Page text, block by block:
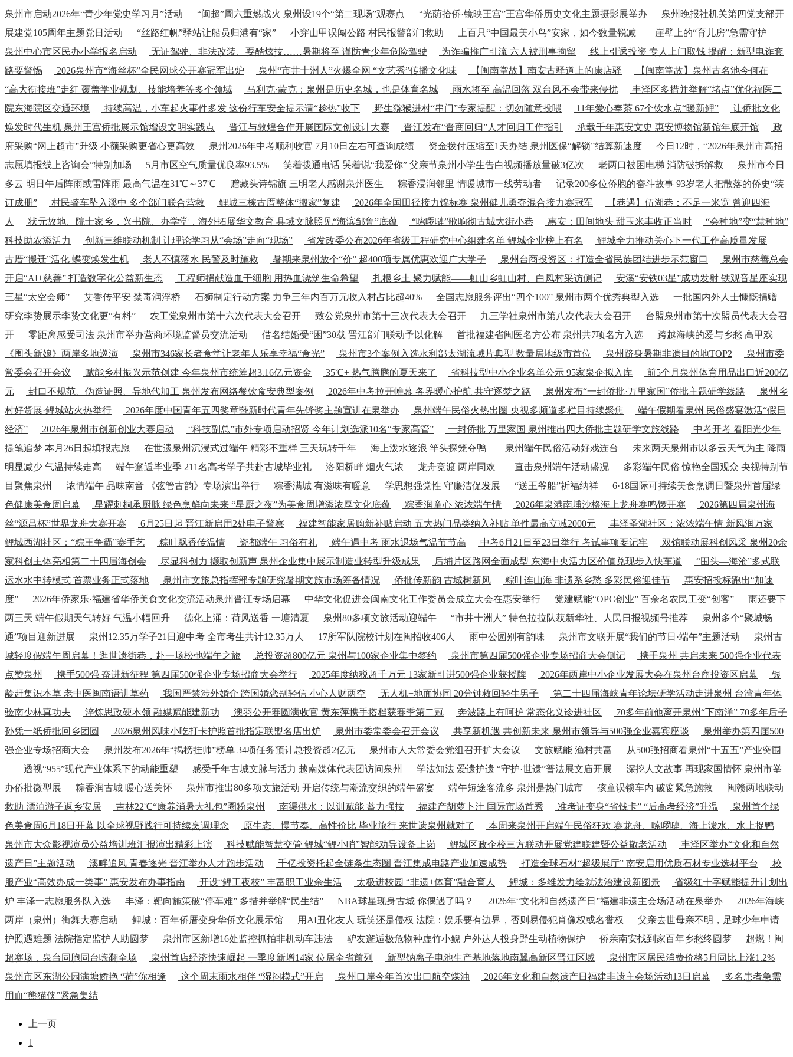
泉州市启动2026年“青少年党史学习月”活动 “闽超”周六重燃战火 泉州设19个“第二现场”观赛点 “光荫拾侨·镜映王宫”王宫华侨历史文化主题摄影展举办
泉州晚报社机关第四党支部开
展建党105周年主题党日活动
“丝路红帆”驿站让船员归港有“家” 小穿山甲误闯公路 村民报警部门救助
上百只“中国最美小鸟”安家，如今数量锐减——崖壁上的“育儿房”急需守护
泉州中心市区民办小学报名启动
无证驾驶、非法改装、耍酷炫技……暑期将至 谨防青少年危险驾驶 为诈骗推广引流 六人被刑事拘留
线上引诱投资 专人上门取钱 提醒：新型电诈套
路要警惕
2026泉州市“海丝杯”全民网球公开赛冠军出炉 泉州“市井十洲人”火爆全网 “文艺秀”传播文化味 【闽南掌故】南安古驿道上的康店驿
【闽南掌故】泉州古名池今何在
“高大衔接班”走红 覆盖学业规划、技能培养等多个领域
马利克·蒙克：泉州是历史名城，也是体育名城 雨水将至 高温回落 双台风不会带来侵扰
丰泽区多措并举解“堵点”优化福医二
院东海院区交通环境
持续高温，小车起火事件多发 这份行车安全提示请“趁热”收下 野生猕猴进村“串门”专家提醒：切勿随意投喂 11年爱心奉茶 67个饮水点“暖新鲤”
让侨批文化
焕发时代生机 泉州王宫侨批展示馆增设文明实践点
晋江与敦煌合作开展国际文创设计大赛 晋江发布“晋商回归”人才回归工作指引 承载千年惠安文史 惠安博物馆新馆年底开馆
政
府采购“网上超市”升级 小额采购更省心更高效
泉州2026年中考顺利收官 7月10日左右可查询成绩 资金拨付压缩至1天办结 泉州医保“解锁”结算新速度
今日12时，“2026年泉州市高招
志愿填报线上咨询会”特别加场
5月市区空气质量优良率93.5% 笑着拨通电话 哭着说“我爱你” 父亲节泉州小学生告白视频播放量破3亿次 老两口被困电梯 消防破拆解救
泉州市今日
多云 明日午后阵雨或雷阵雨 最高气温在31℃～37℃
赠藏头诗锦旗 三明老人感谢泉州医生 粽香浸润邻里 情暖城市一线劳动者
记录200多位侨胞的奋斗故事 93岁老人把散落的侨史“装
订成册”
村民骑车坠入溪中 多个部门联合营救 鲤城三栋古厝整体“搬家”复建 2026年全国田径接力锦标赛 泉州健儿勇夺混合接力赛冠军
【巷遇】伍湖巷：不足一米宽 曾迎四海
人
状元故地、院士家乡，兴书院、办学堂，海外拓展华文教育 县域文脉照见“海滨邹鲁”底蕴 “嗦啰嗹”歌响彻古城大街小巷 惠安：田间地头 甜玉米丰收正当时
“会种地”变“慧种地”
科技助农添活力
创新三维联动机制 让理论学习从“会场”走向“现场” 省发改委公布2026年省级工程研究中心组建名单 鲤城企业榜上有名
鲤城全力推动关心下一代工作高质量发展
古厝“搬迁”活化 蝶变焕发生机
老人不慎落水 民警及时施救 暑期来泉州放个“价” 超400项专属优惠欢迎广大学子 泉州台商投资区：打造全省民族团结进步示范窗口
泉州市慈善总会
开启“AI+慈善” 打造数字化公益新生态
工程师捐献造血干细胞 用热血浇筑生命希望 扎根乡土 聚力赋能——虹山乡虹山村、白凤村采访侧记
安溪“安铁03星”成功发射 铁观音星座实现
三星“太空会师”
艾香传平安 禁毒润浮桥 石狮制定行动方案 力争三年内百万元收入村占比超40% 全国志愿服务评出“四个100” 泉州市两个优秀典型入选
一批国内外人士慷慨捐赠
研究李贽展示李贽文化更“有料”
农工党泉州市第十六次代表大会召开 致公党泉州市第十三次代表大会召开 九三学社泉州市第八次代表大会召开
台盟泉州市第十次盟员代表大会召
开
零距离感受司法 泉州市举办营商环境监督员交流活动 借名结婚受“困”30载 晋江部门联动予以化解 首批福建省闽医名方公布 泉州共7项名方入选
跨越海峡的爱与乡愁 高甲戏
《围头新娘》两岸多地巡演
泉州市346家长者食堂让老年人乐享幸福“食光” 泉州市3个案例入选水利部太湖流域片典型 数量居地级市首位 泉州跻身暑期非遗目的地TOP2
泉州市委
常委会召开会议
赋能乡村振兴示范创建 今年泉州市统筹超3.16亿元资金 35℃+ 热气腾腾的夏天来了 省科技型中小企业名单公示 95家泉企拟入库
前5个月泉州体育用品出口近200亿
元
封口不规范、伪造证照、异地代加工 泉州发布网络餐饮食安典型案例 2026年中考拉开帷幕 各界暖心护航 共守逐梦之路 泉州发布“一封侨批·万里家国”侨批主题研学线路
泉州乡
村好货展·鲤城站火热举行
2026年度中国青年五四奖章暨新时代青年先锋奖主题宣讲在泉举办 泉州端午民俗火热出圈 央视多频道多栏目持续聚焦
端午假期看泉州 民俗盛宴激活“假日
经济”
2026年泉州市创新创业大赛启动 “科技副总”市外专项启动招贤 今年计划选派10名“专家高管” 一封侨批 万里家国 泉州推出四大侨批主题研学文旅线路
中考开考 看阳光少年
提笔追梦 本月26日起填报志愿
在世遗泉州沉浸式过端午 精彩不重样 三天玩转千年 海上泼水逐浪 竿头探笼夺鸭——泉州端午民俗活动好戏连台
未来两天泉州市以多云天气为主 降雨
明显减少 气温持续走高
端午邂逅毕业季 211名高考学子共赴古城毕业礼 洛阳桥畔 烟火气浓 龙舟竞渡 两岸同欢——直击泉州端午活动盛况
多彩端午民俗 惊艳全国观众 央视特别节
目聚焦泉州
浓情端午 品味南音 《弦管古韵》专场演出举行 粽香满城 有滋味有暖意 学思想强党性 守廉洁促发展 “送王爷船”祈福纳祥
6·18国际可持续美食烹调日暨泉州首届绿
色健康美食周启幕
星耀刺桐承厨脉 绿色烹鲜向未来 “星厨之夜”为美食周增添浓厚文化底蕴 粽香润童心 浓浓端午情 2026年泉港南埔沙格海上龙舟赛鸣锣开赛
2026第四届泉州海
丝“源昌杯”世界龙舟大赛开赛
6月25日起 晋江新启用2处电子警察 福建智能家居购新补贴启动 五大热门品类纳入补贴 单件最高立减2000元
丰泽圣湖社区：浓浓端午情 新风润万家
鲤城西湖社区：“粽王争霸”赛手艺
粽叶飘香传温情 瓷都端午 习俗有礼 端午遇中考 雨水退场气温节节高 中考6月21日至23日举行 考试事项要记牢
双馆联动展科创风采 泉州20余
家科创主体亮相第二十四届海创会
尽显科创力 撷取创新声 泉州企业集中展示制造业转型升级成果 后埔片区路网全面成型 东海中央活力区价值兑现步入快车道
“围头—海沧”多式联
运水水中转模式 首票业务正式落地
泉州市文旅总指挥部专题研究暑期文旅市场筹备情况 侨批传新韵 古城树新风 粽叶连山海 非遗系乡愁 多彩民俗迎佳节
惠安招投标跑出“加速
度”
2026年侨家乐·福建省华侨美食文化交流活动泉州晋江专场启幕 中华文化促进会闽南文化工作委员会成立大会在惠安举行 党建赋能“OPC创业” 百余名农民工变“创客”
雨还要下
两三天 端午假期天气转好 气温小幅回升
德化上涌：荷风送香 一塘清夏 泉州80多项文旅活动迎端午 “市井十洲人” 特色拉拉队获新华社、人民日报视频号推荐
泉州多个“聚城畅
通”项目迎新进展
泉州12.35万学子21日迎中考 全市考生共计12.35万人 17所军队院校计划在闽招收406人 雨中公园别有韵味 泉州市文联开展“我们的节日·端午”主题活动
泉州古
城轻度假端午周启幕！逛世遗街巷，赴一场松弛端午之旅
总投资超800亿元 泉州与100家企业集中签约 泉州市第四届500强企业专场招商大会侧记
携手泉州 共启未来 500强企业代表
点赞泉州
携手500强 奋进新征程 第四届500强企业专场招商大会举行 2025年度纳税超千万元 13家新引进500强企业获授牌 2026年两岸中小企业发展大会在泉州台商投资区启幕
银
龄赶集识本草 老中医闽南语讲草药
我国严禁涉外婚介 跨国婚恋别轻信 小心人财两空 无人机+地面协同 20分钟救回轻生男子
第二十四届海峡青年论坛研学活动走进泉州 台湾青年体
验南少林真功夫
淬炼思政硬本领 融媒赋能建新功 澳羽公开赛圆满收官 黄东萍携手搭档获赛季第二冠 奔波路上有呵护 常态化义诊进社区
70多年前他离开泉州“下南洋” 70多年后子
孙凭一纸侨批回乡团圆
2026泉州风味小吃打卡护照首批指定联盟名店出炉 泉州市委常委会召开会议 共享新机遇 共创新未来 泉州市领导与500强企业嘉宾座谈
泉州举办第四届500
强企业专场招商大会
泉州发布2026年“揭榜挂帅”榜单 34项任务预计总投资超2亿元 泉州市人大常委会党组召开扩大会议 文旅赋能 渔村共富
从500强招商看泉州“十五五”产业突围
——透视“955”现代产业体系下的动能重塑
感受千年古城文脉与活力 越南媒体代表团访问泉州 学法知法 爱遗护遗 “守护·世遗”普法展文庙开展
深挖人文故事 再现家国情怀 泉州市举
办侨批微型展
粽香润古城 暖心送关怀 泉州市推出80多项文旅活动 开启传统与潮流交织的端午盛宴 端午短途客流多 泉州是热门城市 孩童误锁车内 破窗紧急施救
闽赣两地联动
救助 漂泊游子返乡安居
吉林22℃“康养消暑大礼包”圈粉泉州 南渠供水：以训赋能 蓄力强技 福建产胡萝卜汁 国际市场首秀 准考证变身“省钱卡” “后高考经济”升温
泉州首个绿
色美食周6月18日开幕 以全球视野践行可持续烹调理念
原生态、慢节奏、高性价比 毕业旅行 来世遗泉州就对了
本周来泉州开启端午民俗狂欢 赛龙舟、嗦啰嗹、海上泼水、水上捉鸭
泉州市大众影视演员公益培训班汇报演出精彩上演
科技赋能智慧交管 鲤城“鲤小哨”智能劝导设备上岗 鲤城区政企校三方联动开展党建联建暨公益敬老活动
丰泽区举办“文化和自然
遗产日”主题活动
溪畔追风 青春逐光 晋江举办人才跑步活动 千亿投资托起全链条生态圈 晋江集成电路产业加速成势 打造全球石材“超级展厅” 南安启用优质石材专业选材平台
校
服产业“高效办成一类事” 惠安发布办事指南
开设“鲤工夜校” 丰富职工业余生活 太极进校园 “非遗+体育”融合育人 鲤城：多维发力绘就法治建设新图景
省级红十字赋能提升计划出
炉 丰泽一志愿服务队入选
丰泽：靶向施策破“停车难” 多措并举解“民生结” NBA球星现身古城 你偶遇了吗？ 2026年“文化和自然遗产日”福建非遗主会场活动在泉举办
2026年海峡
两岸（泉州）街舞大赛启动
鲤城：百年侨厝变身华侨文化展示馆 用AI丑化友人 玩笑还是侵权 法院：娱乐要有边界，否则易侵犯肖像权或名誉权
父亲去世母亲不明，足球少年申请
护照遇难题 法院指定监护人助圆梦
泉州市区新增16处监控抓拍非机动车违法 驴友邂逅极危物种虚竹小鲵 户外达人投身野生动植物保护 侨亲南安找到家百年乡愁终圆梦
超燃！闽
超赛场，泉台同胞同台嗨翻全场
泉州首店经济快速崛起 一季度新增14家 位居全省前列 新型钠离子电池生产基地落地南翼高新区晋江区域
泉州市区居民消费价格5月同比上涨1.2%
泉州市区东湖公园满塘娇艳 “荷”你相逢
这个周末雨水相伴 “湿闷模式”开启 泉州口岸今年首次出口航空煤油 2026年文化和自然遗产日福建非遗主会场活动13日启幕
多名患者急需
用血“熊猫侠”紧急集结
上一页
1